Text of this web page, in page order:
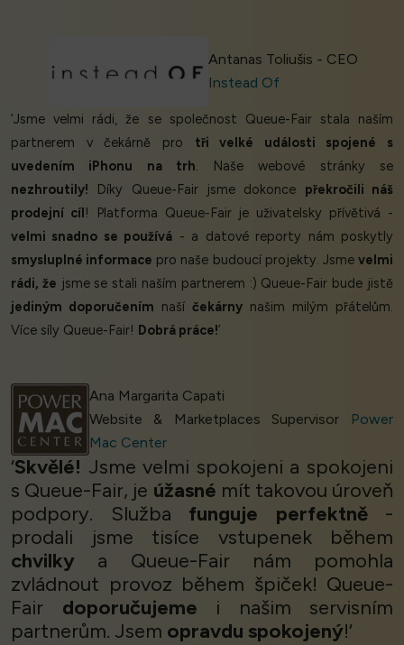
Antanas Toliušis - CEO
Instead Of
‘Jsme velmi rádi, že se společnost Queue-Fair stala naším
partnerem v čekárně pro tři velké události spojené s
uvedením iPhonu na trh. Naše webové stránky se
nezhroutily! Díky Queue-Fair jsme dokonce překročili náš
prodejní cíl! Platforma Queue-Fair je uživatelsky přívětivá -
velmi snadno se používá - a datové reporty nám poskytly
smysluplné informace pro naše budoucí projekty. Jsmevelmi
rádi, že jsme se stali naším partnerem :) Queue-Fair bude jistě
jediným doporučením naší čekárny našim milým přátelům.
Více síly Queue-Fair! Dobrá práce!’
Ana Margarita Capati
Website & Marketplaces Supervisor
Power
Mac Center
‘Skvělé! Jsme velmi spokojeni a spokojeni
s Queue-Fair, je úžasné mít takovou úroveň
podpory. Služba funguje perfektně-
prodali jsme tisíce vstupenek během
chvilky a Queue-Fair nám pomohla
zvládnout provoz během špiček! Queue-
Fair doporučujeme i našim servisním
partnerům. Jsem opravdu spokojený!’